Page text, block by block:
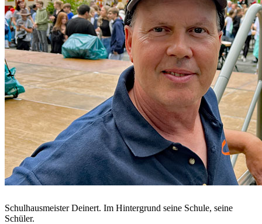
Schulhausmeister Deinert. Im Hintergrund seine Schule, seine
Schüler.